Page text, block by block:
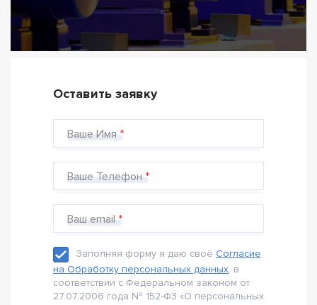
Оставить заявку
Ваше Имя
Ваше Телефон
Ваш email
Заполняя форму я даю своё Согласие
на Обработку персональных данных, в
соответствии с Федеральном законом от
27.07.2006 года № 152-Ф3 «О персональных